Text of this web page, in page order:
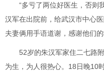
“多亏了两位好医生，否则我
汉军在出院前，给武汉市中心
夫妻俩用手语道谢，感谢他们的
52岁的朱汉军家住二七路附
为生，为人很热心。18日晚10